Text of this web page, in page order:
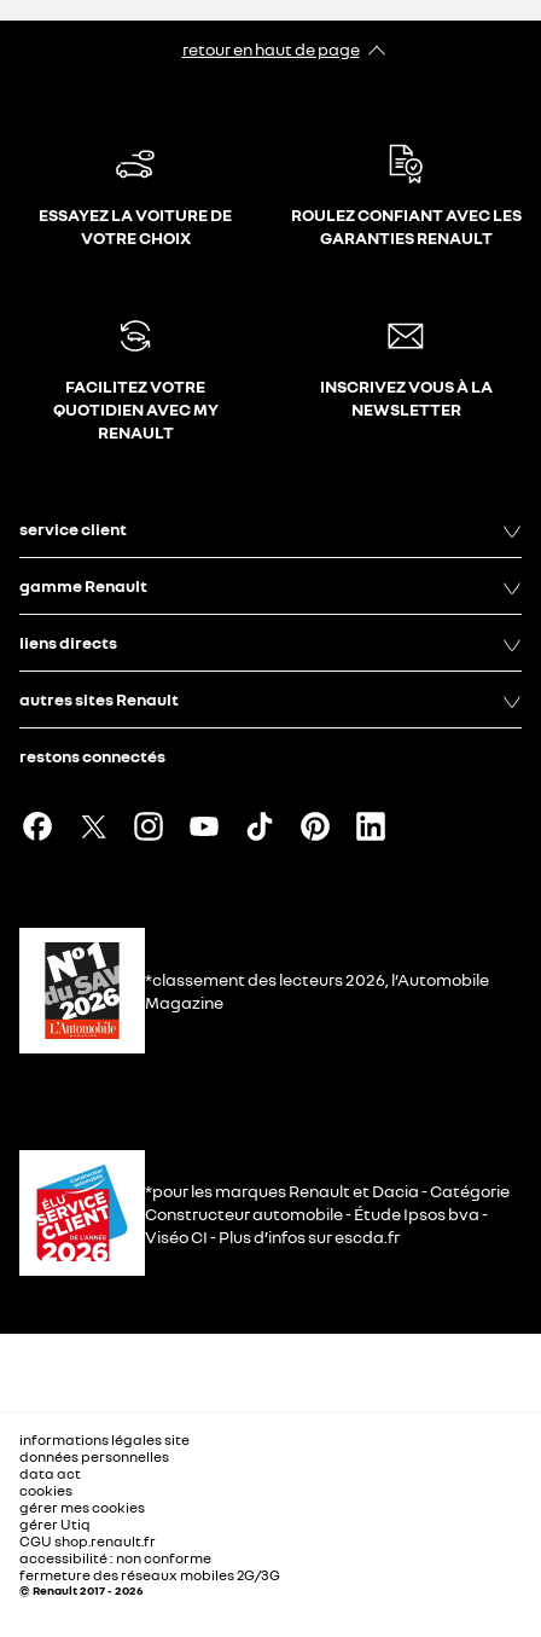
retour en haut de page​
ESSAYEZ LA VOITURE DE
VOTRE CHOIX
ROULEZ CONFIANT AVEC LES
GARANTIES RENAULT
FACILITEZ VOTRE
QUOTIDIEN AVEC MY
RENAULT
INSCRIVEZ VOUS À LA
NEWSLETTER
service client
gamme Renault
liens directs
autres sites Renault
restons connectés
*classement des lecteurs 2026, l’Automobile
Magazine
*pour les marques Renault et Dacia - Catégorie
Constructeur automobile - Étude Ipsos bva -
Viséo CI - Plus d’infos sur escda.fr
informations légales site
données personnelles
data act
cookies
gérer mes cookies
gérer Utiq
CGU shop.renault.fr
accessibilité : non conforme
fermeture des réseaux mobiles 2G/3G
© Renault 2017 - 2026